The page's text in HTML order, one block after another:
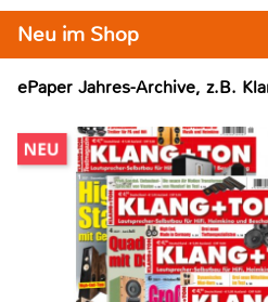
Neu im Shop
ePaper Jahres-Archive, z.B.